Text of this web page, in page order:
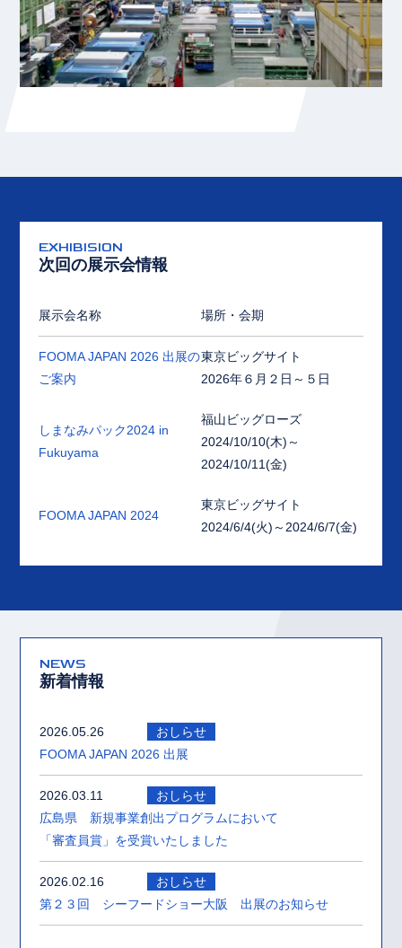
EXHIBISION
次回の展示会情報
展示会名称 場所 ・会期
FOOMA JAPAN 2026 出展の
ご案内
東京ビッグサイト
2026年６月２日～５日
しまなみパック2024 in
Fukuyama
福山ビッグローズ
2024/10/10(木)～
2024/10/11(金)
FOOMA JAPAN 2024
東京ビッグサイト
2024/6/4(火)～2024/6/7(金)
NEWS
新着情報
2026.05.26
おしらせ
FOOMA JAPAN 2026 出展
2026.03.11
おしらせ
広島県 新規事業創出プログラムにおいて
「審査員賞」を受賞いたしました
2026.02.16
おしらせ
第２３回 シーフードショー大阪 出展のお知らせ